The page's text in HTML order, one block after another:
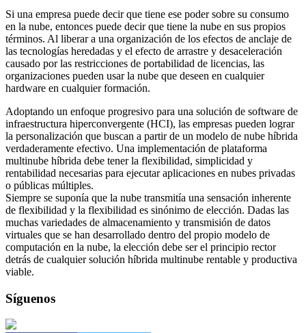
Si una empresa puede decir que tiene ese poder sobre su consumo
en la nube, entonces puede decir que tiene la nube en sus propios
términos. Al liberar a una organización de los efectos de anclaje de
las tecnologías heredadas y el efecto de arrastre y desaceleración
causado por las restricciones de portabilidad de licencias, las
organizaciones pueden usar la nube que deseen en cualquier
hardware en cualquier formación.
Adoptando un enfoque progresivo para una solución de software de
infraestructura hiperconvergente (HCI), las empresas pueden lograr
la personalización que buscan a partir de un modelo de nube híbrida
verdaderamente efectivo. Una implementación de plataforma
multinube híbrida debe tener la flexibilidad, simplicidad y
rentabilidad necesarias para ejecutar aplicaciones en nubes privadas
o públicas múltiples.
Siempre se suponía que la nube transmitía una sensación inherente
de flexibilidad y la flexibilidad es sinónimo de elección. Dadas las
muchas variedades de almacenamiento y transmisión de datos
virtuales que se han desarrollado dentro del propio modelo de
computación en la nube, la elección debe ser el principio rector
detrás de cualquier solución híbrida multinube rentable y productiva
viable.
Síguenos